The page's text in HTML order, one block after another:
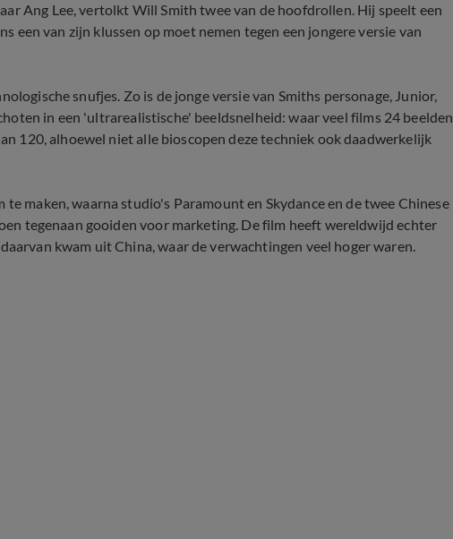
Ang Lee, vertolkt Will Smith twee van de hoofdrollen. Hij speelt een
een van zijn klussen op moet nemen tegen een jongere versie van
snufjes. Zo is de jonge versie van Smiths personage, Junior,
in een 'ultrarealistische' beeldsnelheid: waar veel films 24 beelden
120, alhoewel niet alle bioscopen deze techniek ook daadwerkelijk
maken, waarna studio's Paramount en Skydance en de twee Chinese
tegenaan gooiden voor marketing. De film heeft wereldwijd echter
kwam uit China, waar de verwachtingen veel hoger waren.